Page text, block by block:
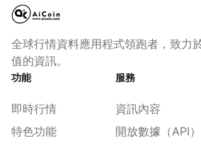
全球行情資料應用程式領跑者，致力
值的資訊。
功能
即時行情
特色功能
服務
資訊內容
開放數據（API）